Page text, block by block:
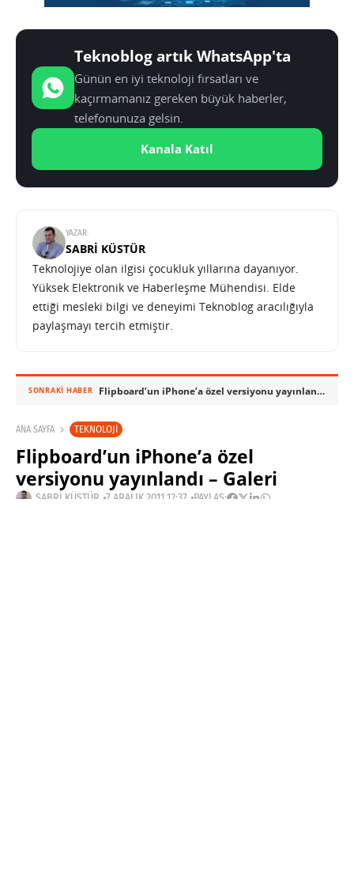
Teknoblog artık WhatsApp'ta
Günün en iyi teknoloji fırsatları ve
kaçırmamanız gereken büyük haberler,
telefonunuza gelsin.
Kanala Katıl
YAZAR:
SABRI KÜSTÜR
Teknolojiye olan ilgisi çocukluk yıllarına dayanıyor.
Yüksek Elektronik ve Haberleşme Mühendisi. Elde
ettiği mesleki bilgi ve deneyimi Teknoblog aracılığıyla
paylaşmayı tercih etmiştir.
SONRAKI HABER Flipboard’un iPhone’a özel versiyonu yayınlandı – Galeri
ANA SAYFA TEKNOLOJI
Flipboard’un iPhone’a özel
versiyonu yayınlandı – Galeri
SABRI KÜSTÜR 7 ARALIK 2011 12:37 PAYLAŞ: